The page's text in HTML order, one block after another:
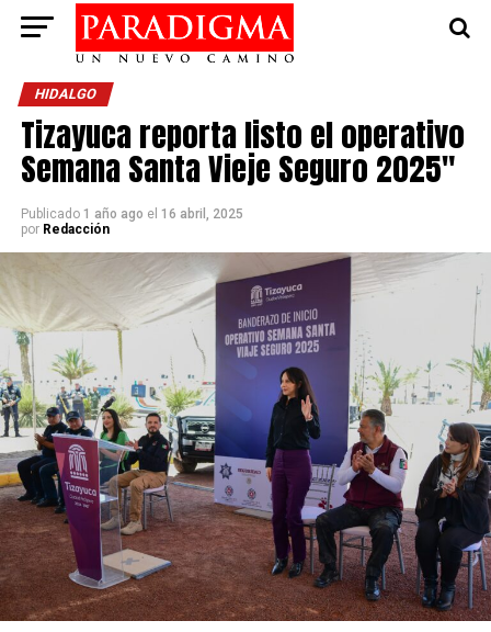
HIDALGO
Tizayuca reporta listo el operativo
Semana Santa Vieje Seguro 2025″
Publicado 1 año ago el 16 abril, 2025
por Redacción